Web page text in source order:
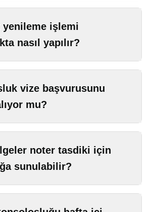
yenileme işlemi
nasıl yapılır?
vize başvurusunu
mu?
noter tasdiki için
sunulabilir?